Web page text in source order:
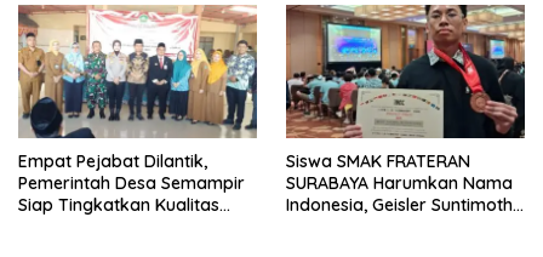
Empat Pejabat Dilantik,
Pemerintah Desa Semampir
Siap Tingkatkan Kualitas
Siswa SMAK FRATERAN
SURABAYA Harumkan Nama
Indonesia, Geisler Suntimothy